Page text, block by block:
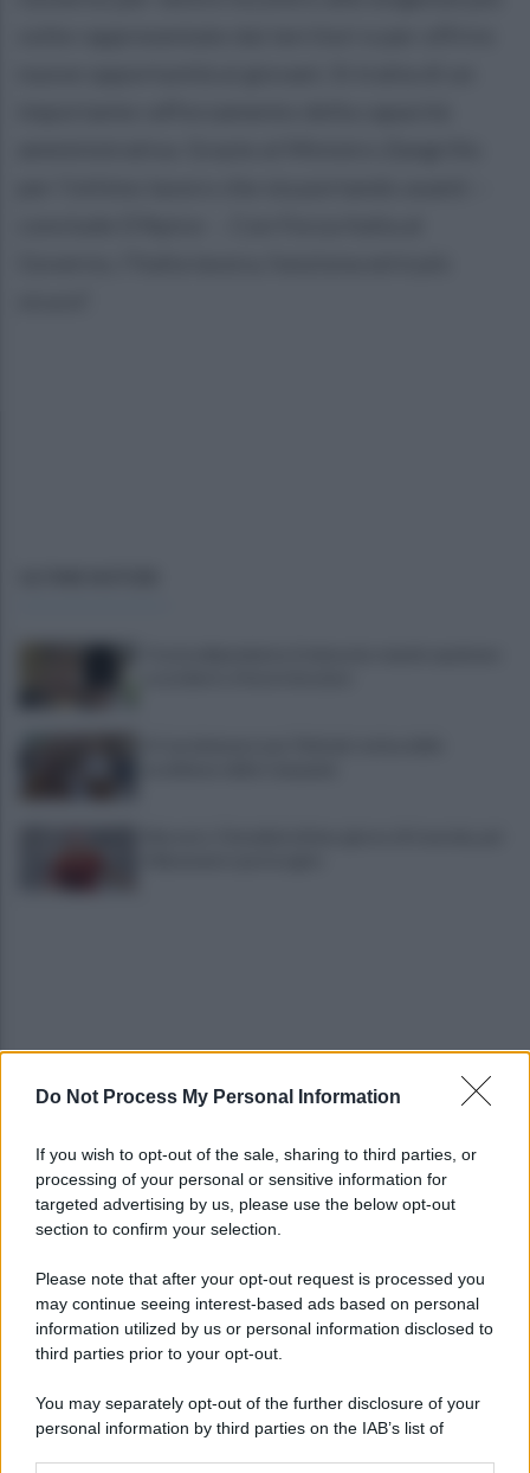
Do Not Process My Personal Information
If you wish to opt-out of the sale, sharing to third parties, or
processing of your personal or sensitive information for
targeted advertising by us, please use the below opt-out
section to confirm your selection.
Please note that after your opt-out request is processed you
may continue seeing interest-based ads based on personal
information utilized by us or personal information disclosed to
third parties prior to your opt-out.
You may separately opt-out of the further disclosure of your
personal information by third parties on the IAB’s list of
Tony Prisco, tutto pronto per una regia da
Imprenditore onoranze funebri, nell'auto un
lampeggiante delle forze di polizia